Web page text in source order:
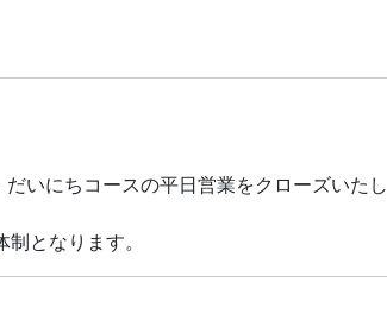
いにちコースの平日営業をクローズいたし
となります。